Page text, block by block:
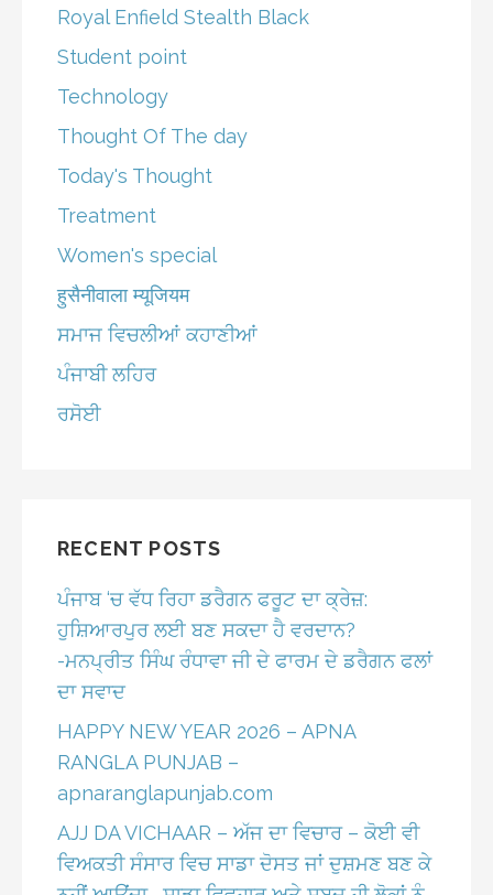
Royal Enfield Stealth Black
Student point
Technology
Thought Of The day
Today's Thought
Treatment
Women's special
हुसैनीवाला म्यूजियम
ਸਮਾਜ ਵਿਚਲੀਆਂ ਕਹਾਣੀਆਂ
ਪੰਜਾਬੀ ਲਹਿਰ
ਰਸੋਈ
RECENT POSTS
ਪੰਜਾਬ ‘ਚ ਵੱਧ ਰਿਹਾ ਡਰੈਗਨ ਫਰੂਟ ਦਾ ਕ੍ਰੇਜ਼:
ਹੁਸ਼ਿਆਰਪੁਰ ਲਈ ਬਣ ਸਕਦਾ ਹੈ ਵਰਦਾਨ?
-ਮਨਪ੍ਰੀਤ ਸਿੰਘ ਰੰਧਾਵਾ ਜੀ ਦੇ ਫਾਰਮ ਦੇ ਡਰੈਗਨ ਫਲਾਂ
ਦਾ ਸਵਾਦ
HAPPY NEW YEAR 2026 – APNA
RANGLA PUNJAB –
apnaranglapunjab.com
AJJ DA VICHAAR – ਅੱਜ ਦਾ ਵਿਚਾਰ – ਕੋਈ ਵੀ
ਵਿਅਕਤੀ ਸੰਸਾਰ ਵਿਚ ਸਾਡਾ ਦੋਸਤ ਜਾਂ ਦੁਸ਼ਮਣ ਬਣ ਕੇ